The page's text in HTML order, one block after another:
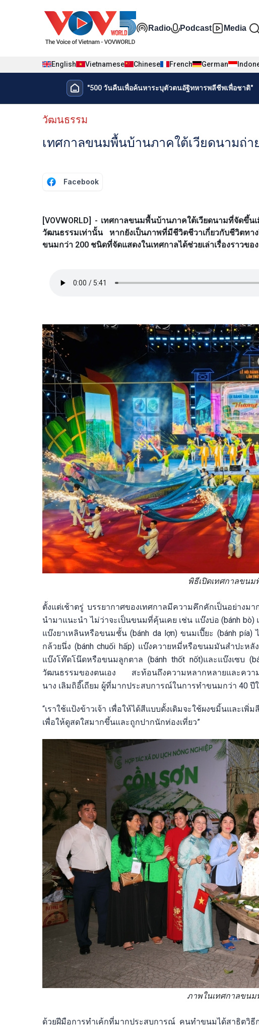
Đa phương tiện
Radio Podcast Media
English Vietnamese Chinese French German
Menu trang chủ tiếng Thái
"500 วันคืนเพื่อค้นหาระบุตัวตนอัฐิทหารพลีชีพเพื่อชาติ"
Menu phụ tiếng Thái
วัฒนธรรม
เทศกาลขนมพื้นบ้านภาคใต้เวียดนามถ่
Facebook
[VOVWORLD] - เทศกาลขนมพื้นบ้านภาคใต้เวียดนามที่จัดขึ้
วัฒนธรรมเท่านั้น หากยังเป็นภาพที่มีชีวิตชีวาเกี่ยวกับชีวิตทา
ขนมกว่า 200 ชนิดที่จัดแสดงในเทศกาลได้ช่วยเล่าเรื่องราวข
พิธีเปิดเทศกาลขน
ตั้งแต่เช้าตรู่ บรรยากาศของเทศกาลมีความคึกคักเป็นอย่าง
นำมาแนะนำ ไม่ว่าจะเป็นขนมที่คุ้นเคย เช่น แบ๊งบ่อ (bánh bò)
แบ๊งยาเหลินหรือขนมชั้น (bánh da lợn) ขนมเปี๊ยะ (bánh
กล้วยนึ่ง (bánh chuối hấp) แบ๊งควายหมี่หรือขนมมันสำปะหลั
แบ๊งโท๊ดโน๊ดหรือขนมลูกตาล (bánh thốt nốt)และแบ๊งเซบ
วัฒนธรรมของตนเอง สะท้อนถึงความหลากหลายและความ
นาง เลิมถิอี๊เถียม ผู้ที่มากประสบการณ์ในการทำขนมกว่า 40 ปี
“เราใช้แป้งข้าวเจ้า เพื่อให้ได้สีแบบดั้งเดิมจะใช้ผงขมิ้นและเ
เพื่อให้ดูสดใสมากขึ้นและถูกปากนักท่องเที่ยว”
ภาพในเทศกาลขน
ด้วยฝีมือการทำเค้กที่มากประสบการณ์ คนทำขนมได้สาธิตวิธี